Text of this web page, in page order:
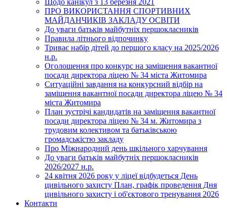
Щодо канікул з 13 березня 2021
ПРО ВИКОРИСТАННЯ СПОРТИВНИХ
МАЙДАНЧИКІВ ЗАКЛАДУ ОСВІТИ
До уваги батьків майбутніх першокласників
Правила літнього відпочинку
Триває набір дітей до першого класу на 2025/2026
н.р.
Оголошення про конкурс на заміщення вакантної
посади директора ліцею № 34 міста Житомира
Ситуаційні завдання на конкурсний відбір на
заміщення вакантної посади директора ліцею № 34
міста Житомира
План зустрічі кандидатів на заміщення вакантної
посади директора ліцею № 34 м. Житомира з
трудовим колективом та батьківською
громадськістю закладу
Про Міжнародний день шкільного харчування
До уваги батьків майбутніх першокласників
2026/2027 н.р.
24 квітня 2026 року у ліцеї відбудеться День
цивільного захисту План, графік проведення Дня
цивільного захисту і об'єктового тренування 2026
Контакти